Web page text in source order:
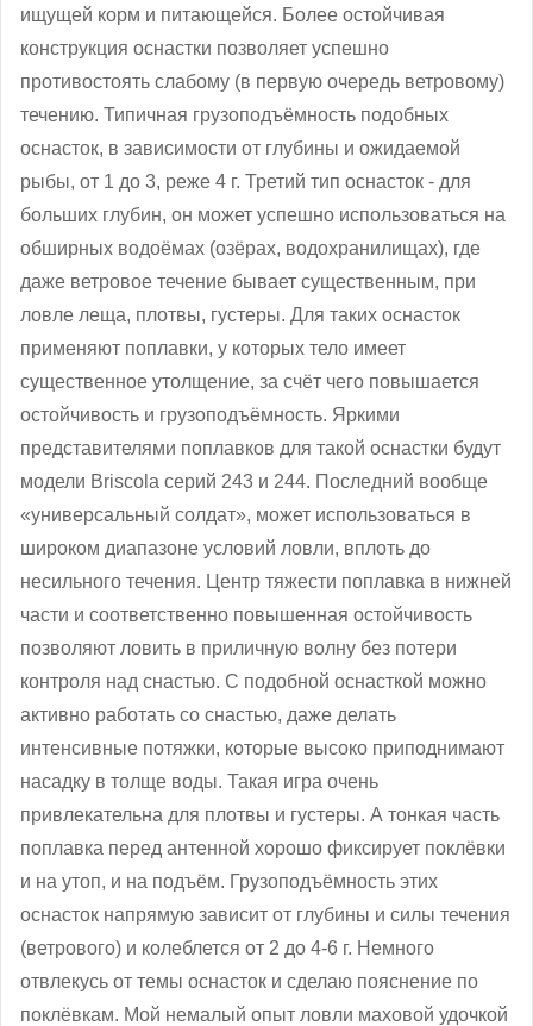
ищущей корм и питающейся. Более остойчивая
конструкция оснастки позволяет успешно
противостоять слабому (в первую очередь ветровому)
течению. Типичная грузоподъёмность подобных
оснасток, в зависимости от глубины и ожидаемой
рыбы, от 1 до 3, реже 4 г. Третий тип оснасток - для
больших глубин, он может успешно использоваться на
обширных водоёмах (озёрах, водохранилищах), где
даже ветровое течение бывает существенным, при
ловле леща, плотвы, густеры. Для таких оснасток
применяют поплавки, у которых тело имеет
существенное утолщение, за счёт чего повышается
остойчивость и грузоподъёмность. Яркими
представителями поплавков для такой оснастки будут
модели Briscola серий 243 и 244. Последний вообще
«универсальный солдат», может использоваться в
широком диапазоне условий ловли, вплоть до
несильного течения. Центр тяжести поплавка в нижней
части и соответственно повышенная остойчивость
позволяют ловить в приличную волну без потери
контроля над снастью. С подобной оснасткой можно
активно работать со снастью, даже делать
интенсивные потяжки, которые высоко приподнимают
насадку в толще воды. Такая игра очень
привлекательна для плотвы и густеры. А тонкая часть
поплавка перед антенной хорошо фиксирует поклёвки
и на утоп, и на подъём. Грузоподъёмность этих
оснасток напрямую зависит от глубины и силы течения
(ветрового) и колеблется от 2 до 4-6 г. Немного
отвлекусь от темы оснасток и сделаю пояснение по
поклёвкам. Мой немалый опыт ловли маховой удочкой